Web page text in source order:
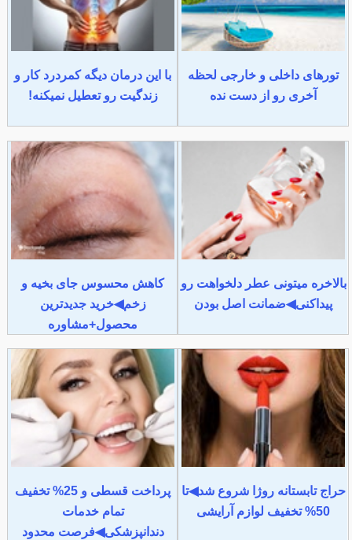
تورهای داخلی و خارجی لحظه
آخری رو از دست نده
با این درمان دیگه کمردرد کار و
زندگیت رو تعطیل نمیکنه!
بالاخره میتونی عطر دلخواهت رو
پیداکنی◀ضمانت اصل بودن
کاهش محسوس جای بخیه و
زخم◀خرید جدیدترین
محصول+مشاوره
حراج تابستانه روژا شروع شد◀تا
50% تخفیف لوازم آرایشی
پرداخت قسطی و 25% تخفیف
تمام خدمات
دندانپزشکی◀فرصت محدود